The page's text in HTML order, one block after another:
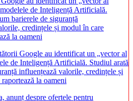
Google au identificat un „vector al
de Inteligență Artificială. Studiul arată
influențează valorile, credințele și
la oameni